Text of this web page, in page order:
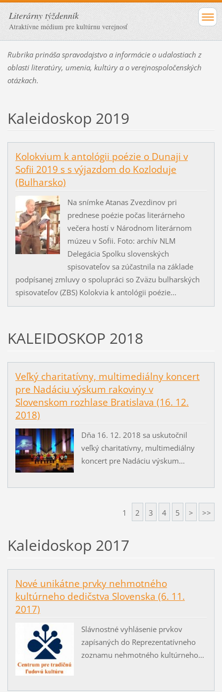
Literárny týždenník
Atraktívne médium pre kultúrnu verejnosť
Rubrika prináša spravodajstvo a informácie o udalostiach z
oblasti literatúry, umenia, kultúry a o verejnospoločenských
otázkach.
Kaleidoskop 2019
Kolokvium k antológii poézie o Dunaji v
Sofii 2019 s s výjazdom do Kozloduje
(Bulharsko)
Na snímke Atanas Zvezdinov pri
prednese poézie počas literárneho
večera hostí v Národnom literárnom
múzeu v Sofii. Foto: archív NLM
Delegácia Spolku slovenských
spisovateľov sa zúčastnila na základe
podpísanej zmluvy o spolupráci so Zväzu bulharských
spisovateľov (ZBS) Kolokvia k antológii poézie...
KALEIDOSKOP 2018
Veľký charitatívny, multimediálny koncert
pre Nadáciu výskum rakoviny v
Slovenskom rozhlase Bratislava (16. 12.
2018)
Dňa 16. 12. 2018 sa uskutočnil
veľký charitatívny, multimediálny
koncert pre Nadáciu výskum...
1 2 3 4 5 > >>
Kaleidoskop 2017
Nové unikátne prvky nehmotného
kultúrneho dedičstva Slovenska (6. 11.
2017)
Slávnostné vyhlásenie prvkov
zapísaných do Reprezentatívneho
zoznamu nehmotného kultúrneho...